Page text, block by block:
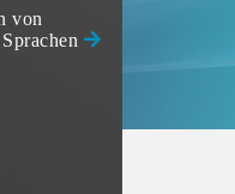
von